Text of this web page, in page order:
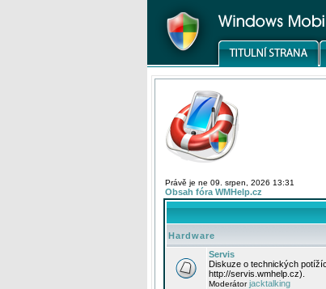
Právě je ne 09. srpen, 2026 13:31
Obsah fóra WMHelp.cz
Hardware
Servis
Diskuze o technických
http://servis.wmhelp.cz).
Moderátorjacktalking